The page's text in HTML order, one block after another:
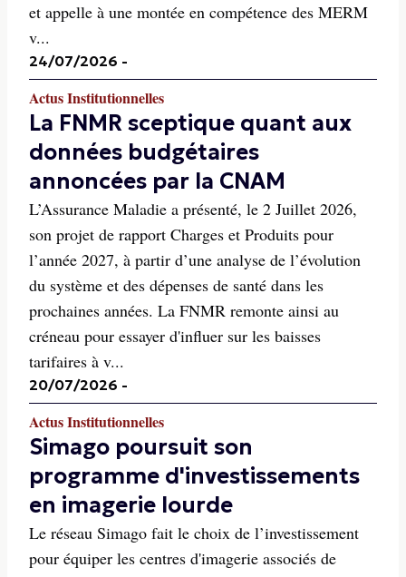
et appelle à une montée en compétence des MERM
v...
24/07/2026 -
Actus Institutionnelles
La FNMR sceptique quant aux
données budgétaires
annoncées par la CNAM
L’Assurance Maladie a présenté, le 2 Juillet 2026,
son projet de rapport Charges et Produits pour
l’année 2027, à partir d’une analyse de l’évolution
du système et des dépenses de santé dans les
prochaines années. La FNMR remonte ainsi au
créneau pour essayer d'influer sur les baisses
tarifaires à v...
20/07/2026 -
Actus Institutionnelles
Simago poursuit son
programme d'investissements
en imagerie lourde
Le réseau Simago fait le choix de l’investissement
pour équiper les centres d'imagerie associés de